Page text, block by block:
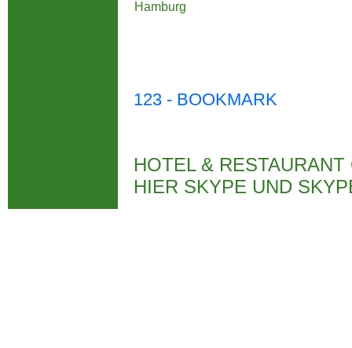
Hamburg
123 - BOOKMARK
HOTEL & RESTAURANT
HIER SKYPE UND